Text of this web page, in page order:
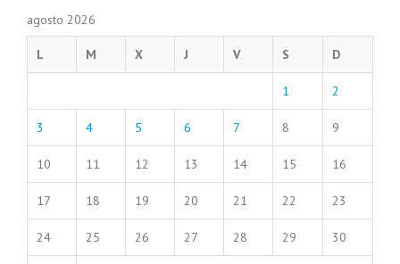
agosto 2026
L M X J V S D
1 2
3 4 5 6 7 8 9
10 11 12 13 14 15 16
17 18 19 20 21 22 23
24 25 26 27 28 29 30